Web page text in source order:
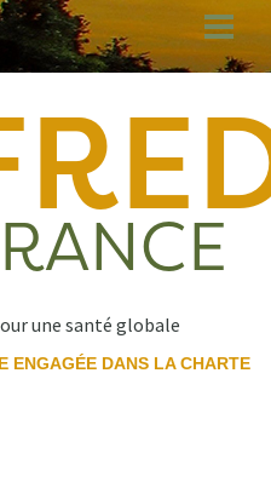
une santé globale
ENGAGÉE DANS LA CHARTE